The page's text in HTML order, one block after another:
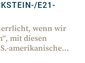
E21-
wenn wir
mit diesen
amerikanische…